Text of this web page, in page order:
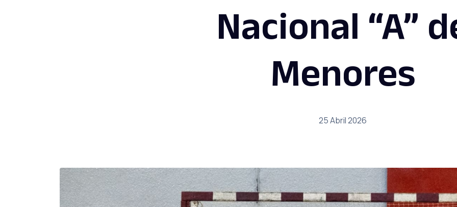
Nacional “A”
Menores
25 Abril 2026